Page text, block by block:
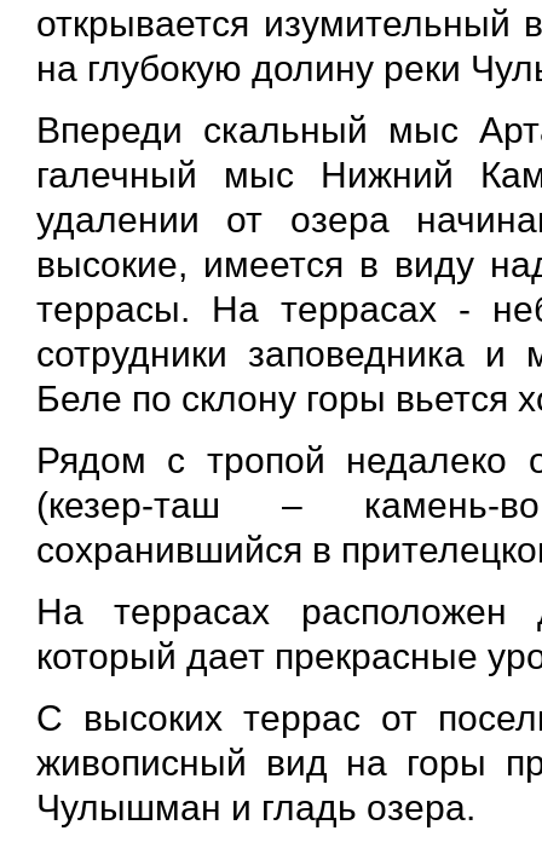
открывается изумительный
на глубокую долину реки
Впереди скальный мыс
галечный мыс Нижний
удалении от озера
высокие, имеется в виду
террасы. На террасах -
сотрудники заповедника
Беле по склону горы вьется
Рядом с тропой недалеко
(кезер-таш – камень-
сохранившийся в
На террасах расположен
который дает прекрасные
С высоких террас от
живописный вид на горы
Чулышман и гладь озера.